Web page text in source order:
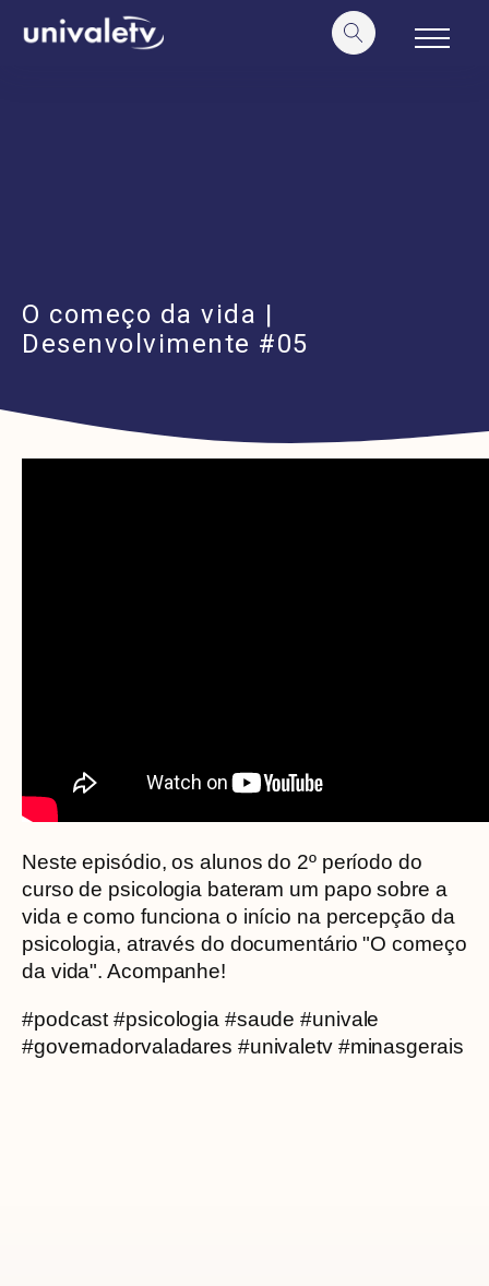
conteúdo
O começo da vida |
Desenvolvimente #05
Neste episódio, os alunos do 2º período do
curso de psicologia bateram um papo sobre a
vida e como funciona o início na percepção da
psicologia, através do documentário "O começo
da vida". Acompanhe!
#podcast #psicologia #saude #univale
#governadorvaladares #univaletv #minasgerais